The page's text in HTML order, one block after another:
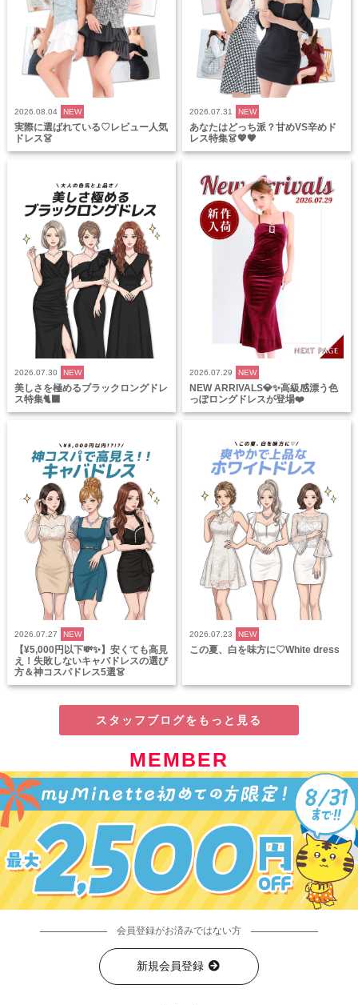
2026.08.04 NEW
実際に選ばれている♡レビュー人気
ドレス👗
2026.07.31 NEW
あなたはどっち派？甘めVS辛めド
レス特集👗💖🖤
2026.07.30 NEW
美しさを極めるブラックロングドレ
ス特集🐈‍⬛
2026.07.29 NEW
NEW ARRIVALS💎✨高級感漂う色
っぽロングドレスが登場❤️
2026.07.27 NEW
【¥5,000円以下💸✨】安くても高見
え！失敗しないキャバドレスの選び
方＆神コスパドレス5選👗
2026.07.23 NEW
この夏、白を味方に♡White dress
スタッフブログをもっと見る
MEMBER
会員登録がお済みではない方
新規会員登録